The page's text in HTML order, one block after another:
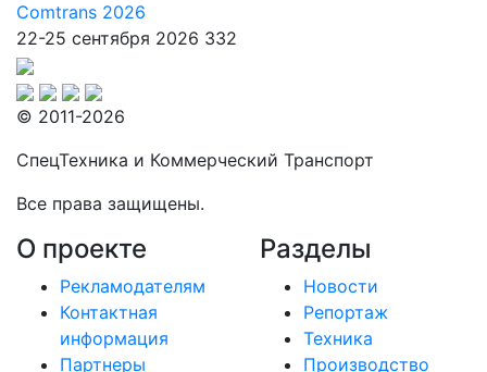
Comtrans 2026
22-25 сентября 2026 332
© 2011-2026
СпецТехника и Коммерческий Транспорт
Все права защищены.
О проекте
Рекламодателям
Контактная
информация
Партнеры
Разделы
Новости
Репортаж
Техника
Производство